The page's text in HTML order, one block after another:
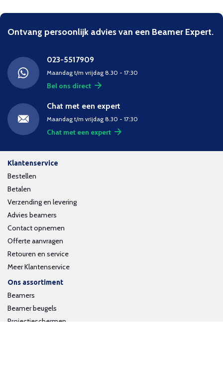
Ontvang persoonlijk advies van een Beamer Expert.
023-5517909
Maandag t/m vrijdag 8.30 - 17:30
Bel ons direct
Chat met een expert
Maandag t/m vrijdag 8.30 - 17:30
Chat met een expert
Klantenservice
Bestellen
Betalen
Verzending en levering
Advies beamers
Contact opnemen
Offerte aanvragen
Retouren en service
Meer Klantenservice
Ons assortiment
Beamers
Beamer beugels
Projectieschermen